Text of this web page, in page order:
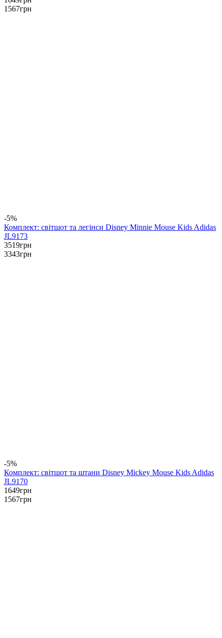
1567грн
-5%
Комплект: світшот та легінси Disney Minnie Mouse Kids Adidas
JL9173
3519грн
3343грн
-5%
Комплект: світшот та штани Disney Mickey Mouse Kids Adidas
JL9170
1649грн
1567грн